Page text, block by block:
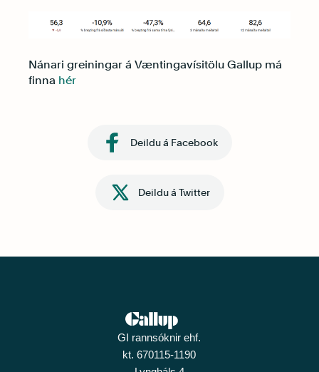
Nánari greiningar á Væntingavísitölu Gallup má
finna hér
Deildu á Facebook
Deildu á Twitter
GI rannsóknir ehf.
kt. 670115-1190